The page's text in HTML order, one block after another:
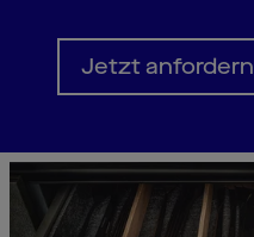
Jetzt anfordern